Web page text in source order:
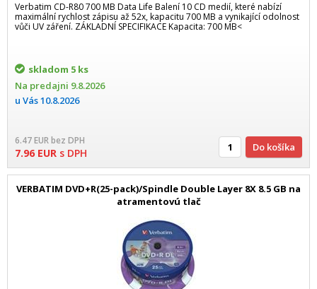
Verbatim CD-R80 700 MB Data Life Balení 10 CD medií, které nabízí
maximální rychlost zápisu až 52x, kapacitu 700 MB a vynikající odolnost
vůči UV záření. ZÁKLADNÍ SPECIFIKACE Kapacita: 700 MB<
skladom 5 ks
Na predajni 9.8.2026
u Vás10.8.2026
6.47EURbez DPH
7.96 EUR s DPH Do košíka
VERBATIM DVD+R(25-pack)/Spindle Double Layer 8X 8.5 GB na
atramentovú tlač